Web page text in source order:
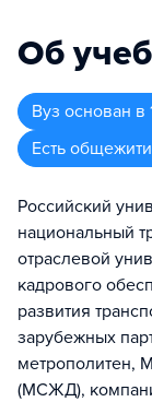
Об
Вуз основан в
Есть
Российский
национальный
отраслевой
кадрового
развития
зарубежных
метрополитен,
(МСЖД),